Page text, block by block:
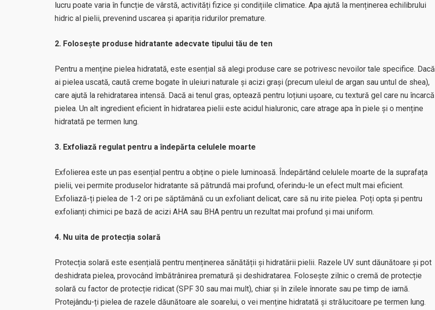
lucru poate varia în funcție de vârstă, activități fizice și condițiile climatice. Apa ajută la menținerea echilibrului
hidric al pielii, prevenind uscarea și apariția ridurilor premature.
2. Folosește produse hidratante adecvate tipului tău de ten
Pentru a menține pielea hidratată, este esențial să alegi produse care se potrivesc nevoilor tale specifice. Dacă
ai pielea uscată, caută creme bogate în uleiuri naturale și acizi grași (precum uleiul de argan sau untul de shea),
care ajută la rehidratarea intensă. Dacă ai tenul gras, optează pentru loțiuni ușoare, cu textură gel care nu încarcă
pielea. Un alt ingredient eficient în hidratarea pielii este acidul hialuronic, care atrage apa în piele și o menține
hidratată pe termen lung.
3. Exfoliază regulat pentru a îndepărta celulele moarte
Exfolierea este un pas esențial pentru a obține o piele luminoasă. Îndepărtând celulele moarte de la suprafața
pielii, vei permite produselor hidratante să pătrundă mai profund, oferindu-le un efect mult mai eficient.
Exfoliază-ți pielea de 1-2 ori pe săptămână cu un exfoliant delicat, care să nu irite pielea. Poți opta și pentru
exfolianți chimici pe bază de acizi AHA sau BHA pentru un rezultat mai profund și mai uniform.
4. Nu uita de protecția solară
Protecția solară este esențială pentru menținerea sănătății și hidratării pielii. Razele UV sunt dăunătoare și pot
deshidrata pielea, provocând îmbătrânirea prematură și deshidratarea. Folosește zilnic o cremă de protecție
solară cu factor de protecție ridicat (SPF 30 sau mai mult), chiar și în zilele înnorate sau pe timp de iarnă.
Protejându-ți pielea de razele dăunătoare ale soarelui, o vei menține hidratată și strălucitoare pe termen lung.